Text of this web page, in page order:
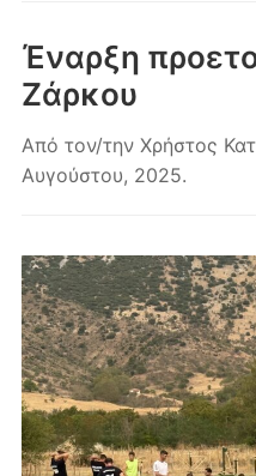
Έναρξη
Ζάρκου
Από τον/την Χρήστος
Αυγούστου, 2025.